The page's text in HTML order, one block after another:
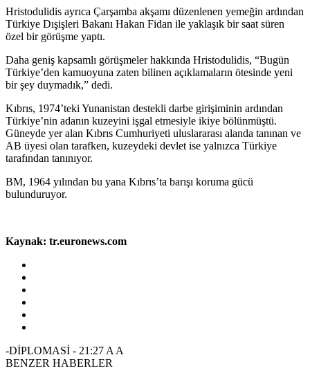
Hristodulidis ayrıca Çarşamba akşamı düzenlenen yemeğin ardından
Türkiye Dışişleri Bakanı Hakan Fidan ile yaklaşık bir saat süren
özel bir görüşme yaptı.
Daha geniş kapsamlı görüşmeler hakkında Hristodulidis, “Bugün
Türkiye’den kamuoyuna zaten bilinen açıklamaların ötesinde yeni
bir şey duymadık,” dedi.
Kıbrıs, 1974’teki Yunanistan destekli darbe girişiminin ardından
Türkiye’nin adanın kuzeyini işgal etmesiyle ikiye bölünmüştü.
Güneyde yer alan Kıbrıs Cumhuriyeti uluslararası alanda tanınan ve
AB üyesi olan tarafken, kuzeydeki devlet ise yalnızca Türkiye
tarafından tanınıyor.
BM, 1964 yılından bu yana Kıbrıs’ta barışı koruma gücü
bulunduruyor.
Kaynak: tr.euronews.com
-DİPLOMASİ - 21:27 A A
BENZER HABERLER